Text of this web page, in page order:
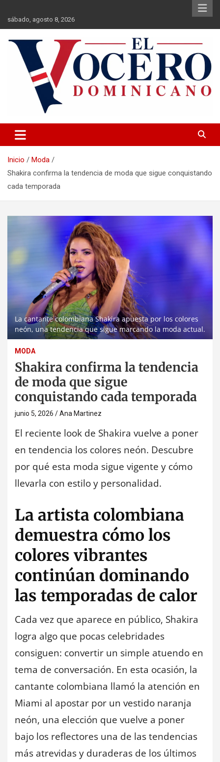
contenido
sábado, agosto 8, 2026
El Vocero Dominicano
Inicio
Moda
Shakira confirma la tendencia de moda que sigue conquistando
cada temporada
La cantante colombiana Shakira apuesta por los colores
neón, una tendencia que sigue marcando la moda actual.
MODA
Shakira confirma la tendencia
de moda que sigue
conquistando cada temporada
junio 5, 2026 Ana Martinez
El reciente look de Shakira vuelve a poner
en tendencia los colores neón. Descubre
por qué esta moda sigue vigente y cómo
llevarla con estilo y personalidad.
La artista colombiana
demuestra cómo los
colores vibrantes
continúan dominando
las temporadas de calor
Cada vez que aparece en público, Shakira
logra algo que pocas celebridades
consiguen: convertir un simple atuendo en
tema de conversación. En esta ocasión, la
cantante colombiana llamó la atención en
Miami al apostar por un vestido naranja
neón, una elección que vuelve a poner
bajo los reflectores una de las tendencias
más atrevidas y duraderas de los últimos